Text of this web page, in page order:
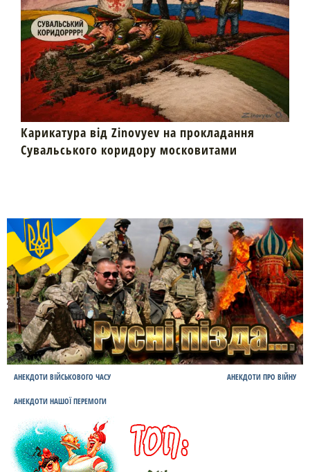
Карикатура від Zinovyev на прокладання
Сувальського коридору московитами
АНЕКДОТИ ВІЙСЬКОВОГО ЧАСУ АНЕКДОТИ ПРО ВІЙНУ
АНЕКДОТИ НАШОЇ ПЕРЕМОГИ